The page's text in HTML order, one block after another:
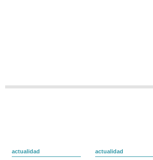
actualidad
actualidad